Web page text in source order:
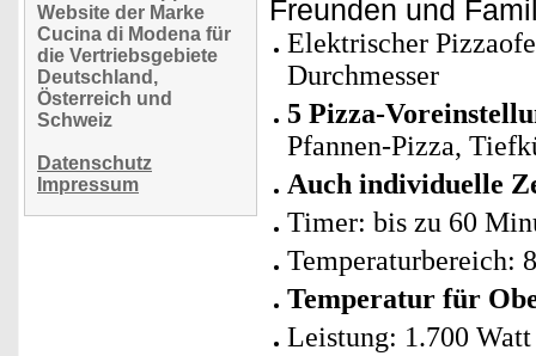
Website der Marke
Cucina di Modena für
die Vertriebsgebiete
Deutschland,
Österreich und
Schweiz
Datenschutz
Impressum
Freunden und
Elektrischer
Durchmesser
5 Pizza-
Pfannen-Pizza,
Auch individuelle
Timer: bis zu 60
Temperaturbereich:
Temperatur für
Leistung: 1.700 Watt